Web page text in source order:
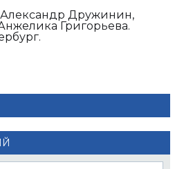
Александр Дружинин,
Григорьева.